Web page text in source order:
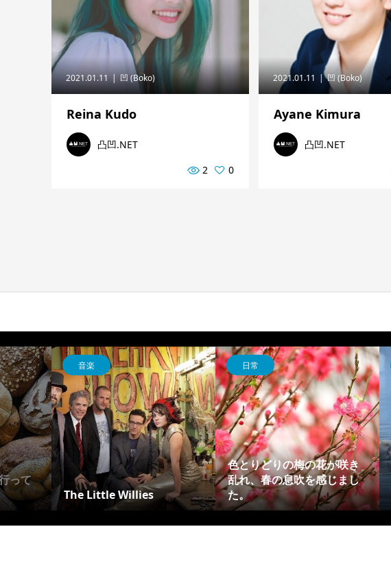
2021.01.11 凹 (Boko)
Reina Kudo
凸凹.NET
2
0
2021.01.11 凹 (Boko)
Ayane Kimura
凸凹.NET
って
音楽
The Little Willies
日常
色とりどりの梅の花が咲き
乱れ、春の息吹を感じまし
た。